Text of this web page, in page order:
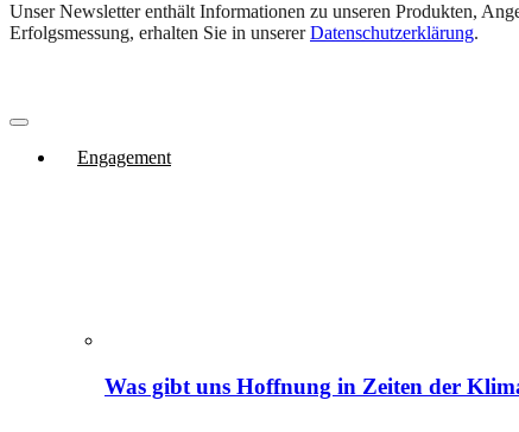
Unser Newsletter enthält Informationen zu unseren Produkten,
Erfolgsmessung, erhalten Sie in unsererDatenschutzerklärung.
Engagement
Was gibt uns Hoffnung in Zeiten der